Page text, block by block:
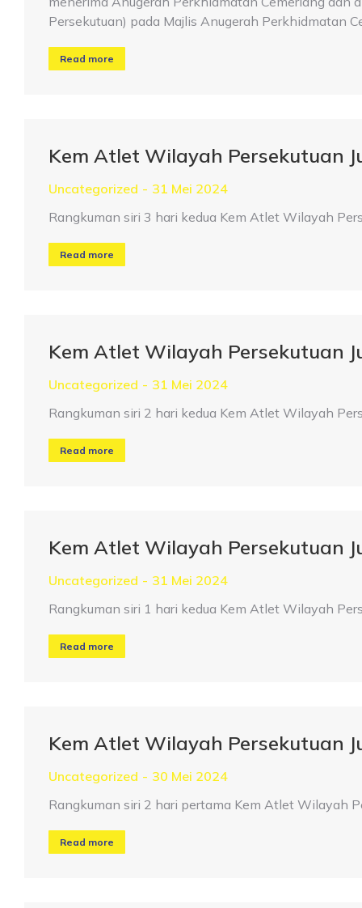
Persekutuan) pada Majlis Anugerah Perkhidmatan
Read more
Kem Atlet Wilayah Persekutuan
Uncategorized
31 Mei 2024
Rangkuman siri 3 hari kedua Kem Atlet Wilayah
Read more
Kem Atlet Wilayah Persekutuan
Uncategorized
31 Mei 2024
Rangkuman siri 2 hari kedua Kem Atlet Wilayah
Read more
Kem Atlet Wilayah Persekutuan
Uncategorized
31 Mei 2024
Rangkuman siri 1 hari kedua Kem Atlet Wilayah
Read more
Kem Atlet Wilayah Persekutuan
Uncategorized
30 Mei 2024
Rangkuman siri 2 hari pertama Kem Atlet Wilayah
Read more